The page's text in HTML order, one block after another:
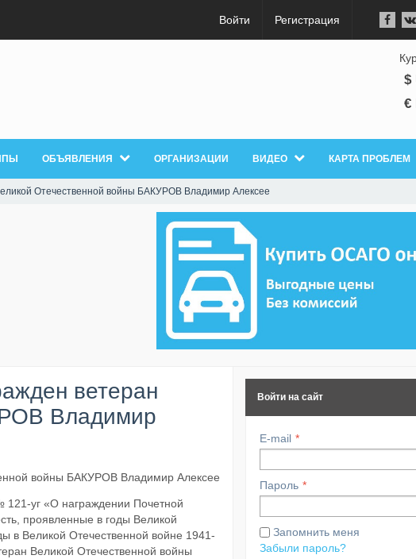
Войти Регистрация
$
€
ОБЪЯВЛЕНИЯ ОРГАНИЗАЦИИ ВИДЕО КАРТА ПРОБЛЕМ
Отечественной войны БАКУРОВ Владимир Алексее
ветеран
Владимир
121-уг «О награждении Почетной
проявленные в годы Великой
в Великой Отечественной войне 1941-
Великой Отечественной войны
Войти на сайт
E-mail
Пароль
Запомнить меня
Забыли пароль?